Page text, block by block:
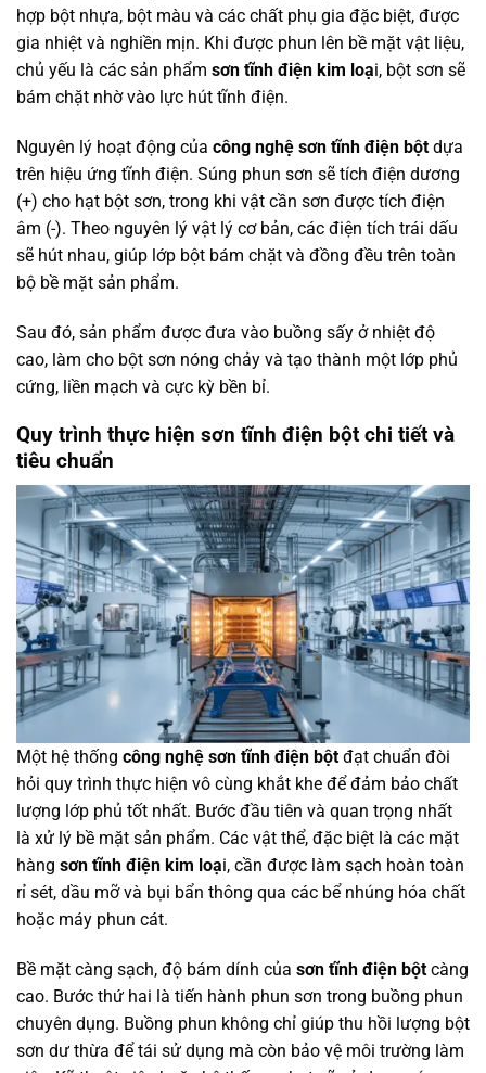
hợp bột nhựa, bột màu và các chất phụ gia đặc biệt, được
gia nhiệt và nghiền mịn. Khi được phun lên bề mặt vật liệu,
chủ yếu là các sản phẩm sơn tĩnh điện kim loại, bột sơn sẽ
bám chặt nhờ vào lực hút tĩnh điện.
Nguyên lý hoạt động của công nghệ sơn tĩnh điện bột dựa
trên hiệu ứng tĩnh điện. Súng phun sơn sẽ tích điện dương
(+) cho hạt bột sơn, trong khi vật cần sơn được tích điện
âm (-). Theo nguyên lý vật lý cơ bản, các điện tích trái dấu
sẽ hút nhau, giúp lớp bột bám chặt và đồng đều trên toàn
bộ bề mặt sản phẩm.
Sau đó, sản phẩm được đưa vào buồng sấy ở nhiệt độ
cao, làm cho bột sơn nóng chảy và tạo thành một lớp phủ
cứng, liền mạch và cực kỳ bền bỉ.
Quy trình thực hiện sơn tĩnh điện bột chi tiết và
tiêu chuẩn
Một hệ thống công nghệ sơn tĩnh điện bột đạt chuẩn đòi
hỏi quy trình thực hiện vô cùng khắt khe để đảm bảo chất
lượng lớp phủ tốt nhất. Bước đầu tiên và quan trọng nhất
là xử lý bề mặt sản phẩm. Các vật thể, đặc biệt là các mặt
hàng sơn tĩnh điện kim loại, cần được làm sạch hoàn toàn
rỉ sét, dầu mỡ và bụi bẩn thông qua các bể nhúng hóa chất
hoặc máy phun cát.
Bề mặt càng sạch, độ bám dính của sơn tĩnh điện bột càng
cao. Bước thứ hai là tiến hành phun sơn trong buồng phun
chuyên dụng. Buồng phun không chỉ giúp thu hồi lượng bột
sơn dư thừa để tái sử dụng mà còn bảo vệ môi trường làm